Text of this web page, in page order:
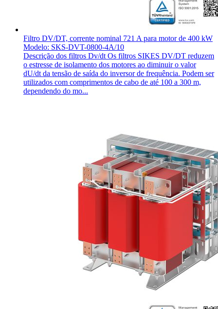
Filtro DV/DT, corrente nominal 721 A para motor de 400 kW
Modelo: SKS-DVT-0800-4A/10
Descrição dos filtros Dv/dt Os filtros SIKES DV/DT reduzem
o estresse de isolamento dos motores ao diminuir o valor
dU/dt da tensão de saída do inversor de frequência. Podem ser
utilizados com comprimentos de cabo de até 100 a 300 m,
dependendo do mo...